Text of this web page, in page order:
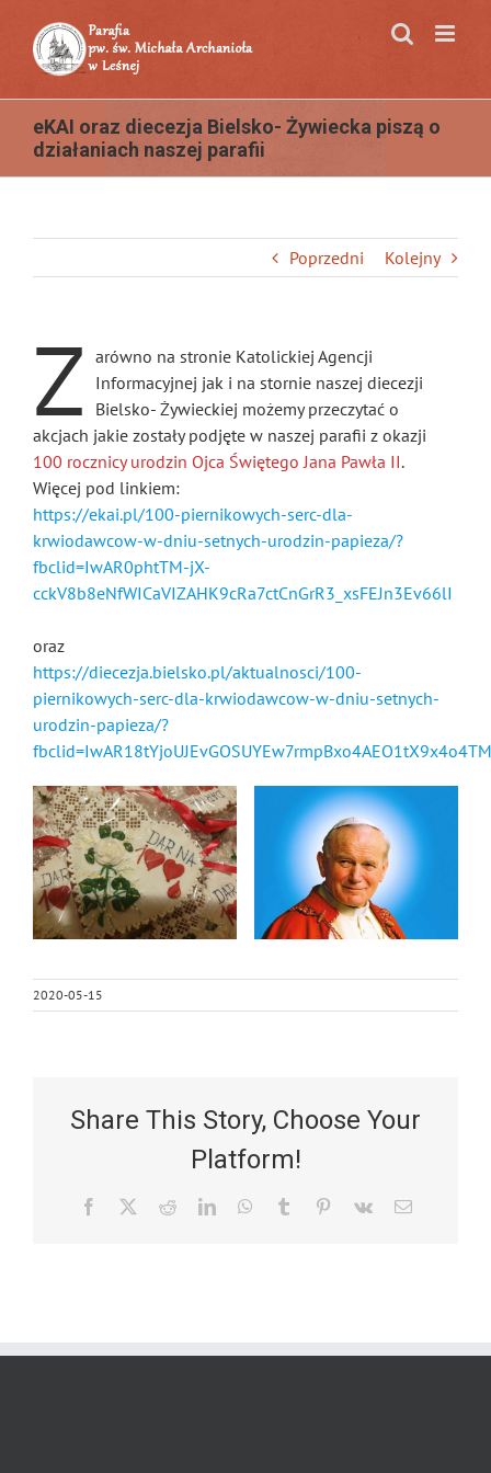
zawartości
eKAI oraz diecezja Bielsko- Żywiecka piszą o
działaniach naszej parafii
Poprzedni Kolejny
Z arówno na stronie Katolickiej Agencji
Informacyjnej jak i na stornie naszej diecezji
Bielsko- Żywieckiej możemy przeczytać o
akcjach jakie zostały podjęte w naszej parafii z okazji
100 rocznicy urodzin Ojca Świętego Jana Pawła II.
Więcej pod linkiem:
https://ekai.pl/100-piernikowych-serc-dla-
krwiodawcow-w-dniu-setnych-urodzin-papieza/?
fbclid=IwAR0phtTM-jX-
cckV8b8eNfWICaVIZAHK9cRa7ctCnGrR3_xsFEJn3Ev66lI
oraz
https://diecezja.bielsko.pl/aktualnosci/100-
piernikowych-serc-dla-krwiodawcow-w-dniu-setnych-
urodzin-papieza/?
2020-05-15
Share This Story, Choose Your
Platform!
Facebook RedditLinkedInWhatsApp
Tumblr Pinterest
Vk Email